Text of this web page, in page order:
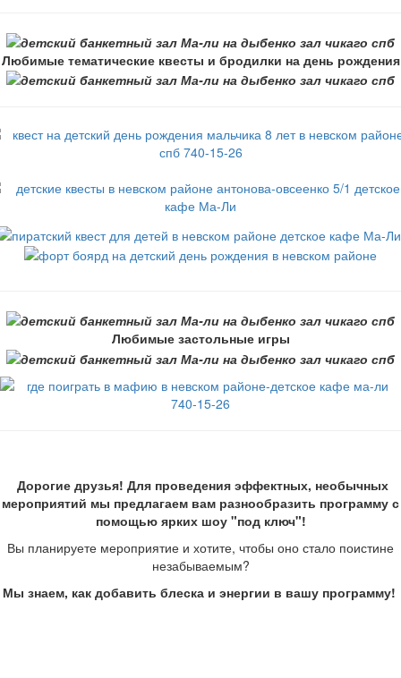
Любимые тематические квесты и бродилки на день рождения
Любимые застольные игры
Дорогие друзья! Для проведения эффектных, необычных
мероприятий мы предлагаем вам разнообразить программу с
помощью ярких шоу "под ключ"!
Вы планируете мероприятие и хотите, чтобы оно стало поистине
незабываемым?
Мы знаем, как добавить блеска и энергии в вашу программу!